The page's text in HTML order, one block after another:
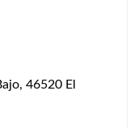
46520 El